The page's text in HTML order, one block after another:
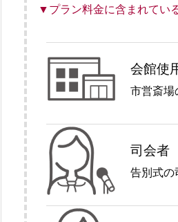
▼プラン料金に含まれてい
会館使
市営斎場
司会者
告別式の